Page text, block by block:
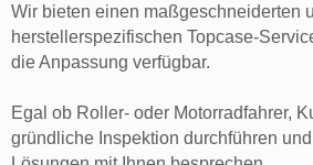
Wir bieten einen maßgeschneiderten
herstellerspezifischen Topcase-
die Anpassung verfügbar.
Egal ob Roller- oder Motorradfahrer,
gründliche Inspektion durchführen